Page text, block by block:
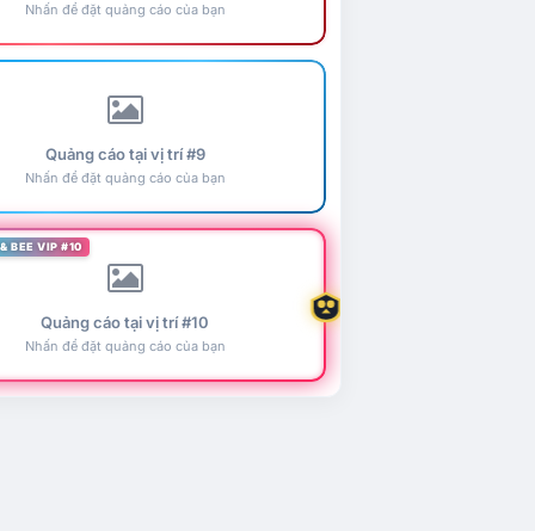
Nhấn để đặt quảng cáo của bạn
Quảng cáo tại vị trí #9
Nhấn để đặt quảng cáo của bạn
BEE VIP #10
Quảng cáo tại vị trí #10
Nhấn để đặt quảng cáo của bạn